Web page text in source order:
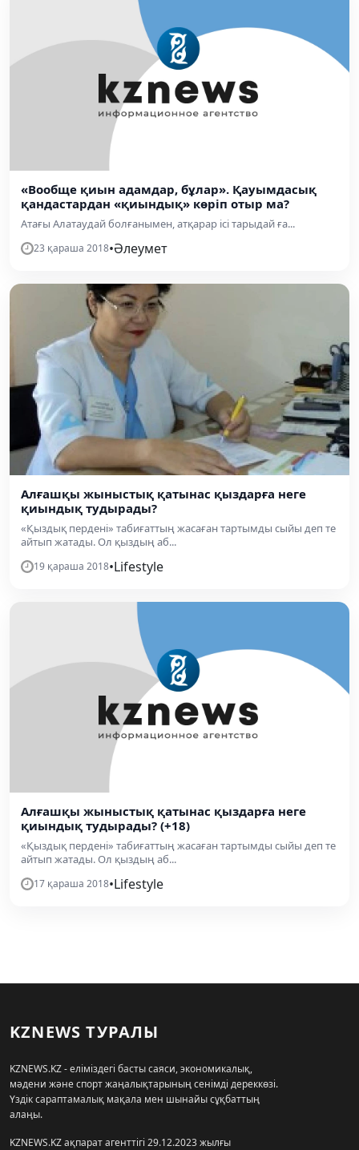
«Вообще қиын адамдар, бұлар». Қауымдасық
қандастардан «қиындық» көріп отыр ма?
Атағы Алатаудай болғанымен, атқарар ісі тарыдай ға...
23 қараша 2018•Әлеумет
Алғашқы жыныстық қатынас қыздарға неге
қиындық тудырады?
«Қыздық пердені» табиғаттың жасаған тартымды сыйы деп те
айтып жатады. Ол қыздың аб...
19 қараша 2018•Lifestyle
Алғашқы жыныстық қатынас қыздарға неге
қиындық тудырады? (+18)
«Қыздық пердені» табиғаттың жасаған тартымды сыйы деп те
айтып жатады. Ол қыздың аб...
17 қараша 2018•Lifestyle
KZNEWS ТУРАЛЫ
KZNEWS.KZ - еліміздегі басты саяси, экономикалық,
мәдени және спорт жаңалықтарының сенімді дереккөзі.
Үздік сараптамалық мақала мен шынайы сұқбаттың
алаңы.
KZNEWS.KZ ақпарат агенттігі 29.12.2023 жылғы